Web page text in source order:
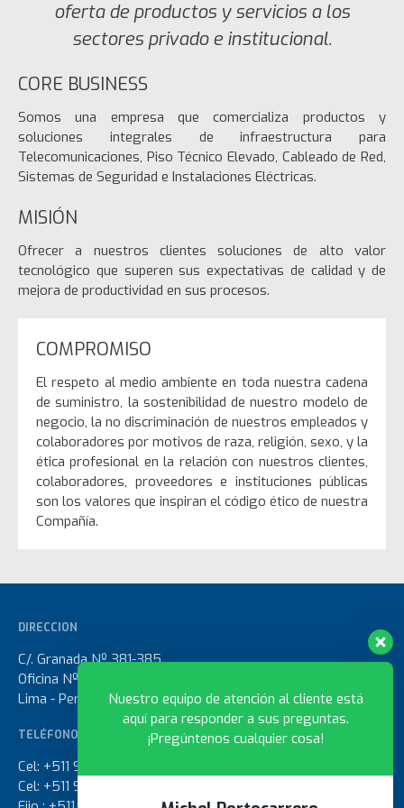
transitables
Piso autoportante de PVC
CONTÁCTANOS
10 ventajas de instalar pisos
técnicos elevados en oficinas
¿Son realmente seguros los
pisos técnicos elevados?
Todo lo que debes saber
Sin categoría
oferta de productos y servicios a los
sectores privado e institucional.
CORE BUSINESS
Somos una empresa que comercializa productos y
soluciones integrales de infraestructura para
Telecomunicaciones, Piso Técnico Elevado, Cableado de Red,
Sistemas de Seguridad e Instalaciones Eléctricas.
MISIÓN
Ofrecer a nuestros clientes soluciones de alto valor
tecnológico que superen sus expectativas de calidad y de
mejora de productividad en sus procesos.
COMPROMISO
El respeto al medio ambiente en toda nuestra cadena
de suministro, la sostenibilidad de nuestro modelo de
negocio, la no discriminación de nuestros empleados y
colaboradores por motivos de raza, religión, sexo, y la
ética profesional en la relación con nuestros clientes,
colaboradores, proveedores e instituciones públicas
son los valores que inspiran el código ético de nuestra
Compañía.
DIRECCION
C/. Granada Nº 381-385
Oficina Nº 301 - Pueblo Libre
Lima - Perú
TELÉFONO
Cel: +511 960563733
Cel: +511 979575829
Nuestro equipo de atención al cliente está
aquí para responder a sus preguntas.
¡Pregúntenos cualquier cosa!